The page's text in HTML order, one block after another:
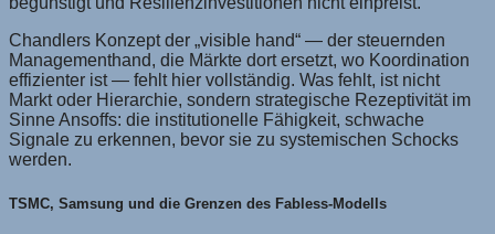
Chandlers Konzept der „visible hand“ — der steuernden
Managementhand, die Märkte dort ersetzt, wo Koordination
effizienter ist — fehlt hier vollständig. Was fehlt, ist nicht
Markt oder Hierarchie, sondern strategische Rezeptivität im
Sinne Ansoffs: die institutionelle Fähigkeit, schwache
Signale zu erkennen, bevor sie zu systemischen Schocks
werden.
TSMC, Samsung und die Grenzen des Fabless-Modells